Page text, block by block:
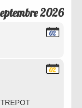
2026
02
02